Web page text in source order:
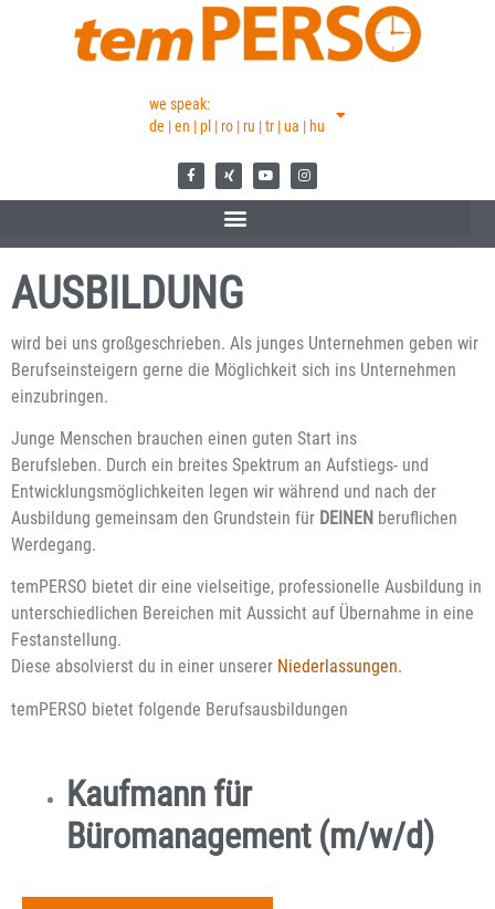
we speak:
de | en | pl | ro | ru | tr | ua | hu
AUSBILDUNG
wird bei uns großgeschrieben. Als junges Unternehmen geben wir
Berufseinsteigern gerne die Möglichkeit sich ins Unternehmen
einzubringen.
Junge Menschen brauchen einen guten Start ins
Berufsleben. Durch ein breites Spektrum an Aufstiegs- und
Entwicklungsmöglichkeiten legen wir während und nach der
Ausbildung gemeinsam den Grundstein für DEINEN beruflichen
Werdegang.
temPERSO bietet dir eine vielseitige, professionelle Ausbildung in
unterschiedlichen Bereichen mit Aussicht auf Übernahme in eine
Festanstellung.
Diese absolvierst du in einer unserer Niederlassungen.
temPERSO bietet folgende Berufsausbildungen
Kaufmann für
Büromanagement (m/w/d)